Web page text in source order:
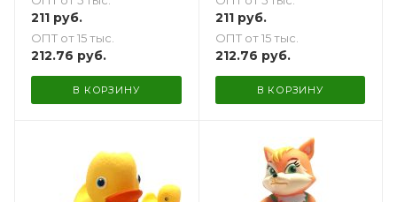
211 руб.
ОПТ от 15 тыс.
212.76 руб.
В КОРЗИНУ
211руб.
ОПТ от 15 тыс.
212.76 руб.
В КОРЗИНУ